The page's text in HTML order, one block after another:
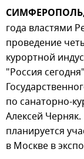
СИМФЕРОПОЛЬ,
года властями
проведение
курортной
"Россия
по санаторно-
Алексей
планируется
в Москве в